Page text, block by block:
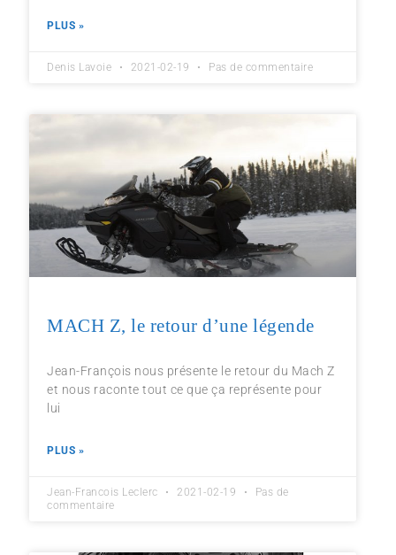
PLUS »
Denis Lavoie 2021-02-19 Pas de commentaire
MACH Z, le retour d’une légende
Jean-François nous présente le retour du Mach Z
et nous raconte tout ce que ça représente pour
lui
PLUS »
Jean-Francois Leclerc 2021-02-19
Pas de
commentaire